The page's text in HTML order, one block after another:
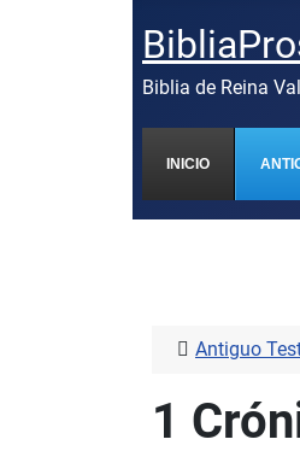
Biblia de Reina
INICIO
Antiguo
1